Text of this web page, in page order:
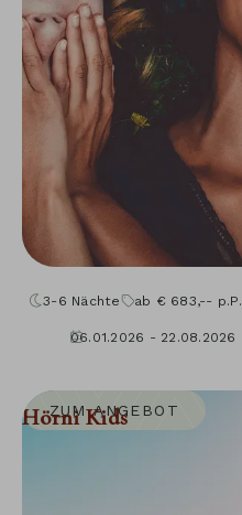
3-6 Nächte ab € 683,-- p.P.
06.01.2026 - 22.08.2026
Hörni Kids
ZUM ANGEBOT